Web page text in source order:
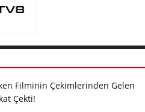
Filminin Çekimlerinden Gelen
Çekti!